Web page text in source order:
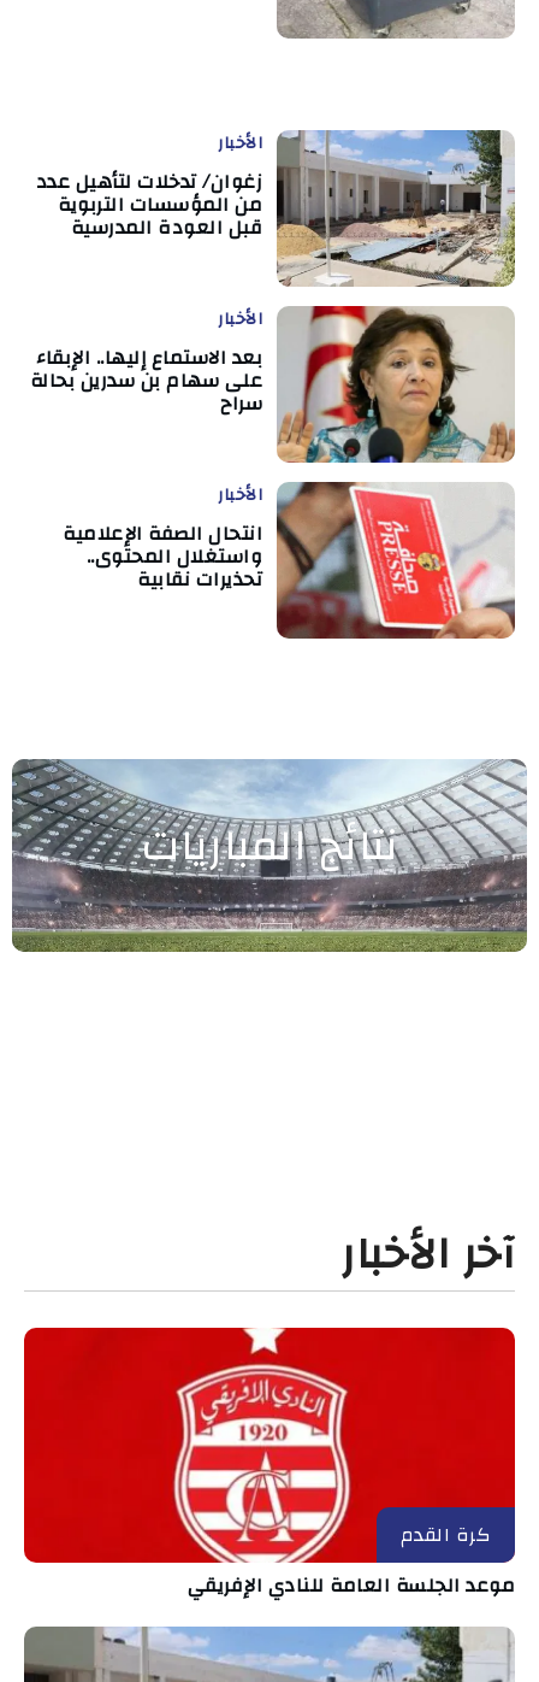
الأخبار
زغوان/ تدخلات لتأهيل عدد
من المؤسسات التربوية
قبل العودة المدرسية
الأخبار
بعد الاستماع إليها.. الإبقاء
على سهام بن سدرين بحالة
سراح
الأخبار
انتحال الصفة الإعلامية
واستغلال المحتوى..
تحذيرات نقابية
نتائج المباريات
آخر الأخبار
كرة القدم
موعد الجلسة العامة للنادي الإفريقي